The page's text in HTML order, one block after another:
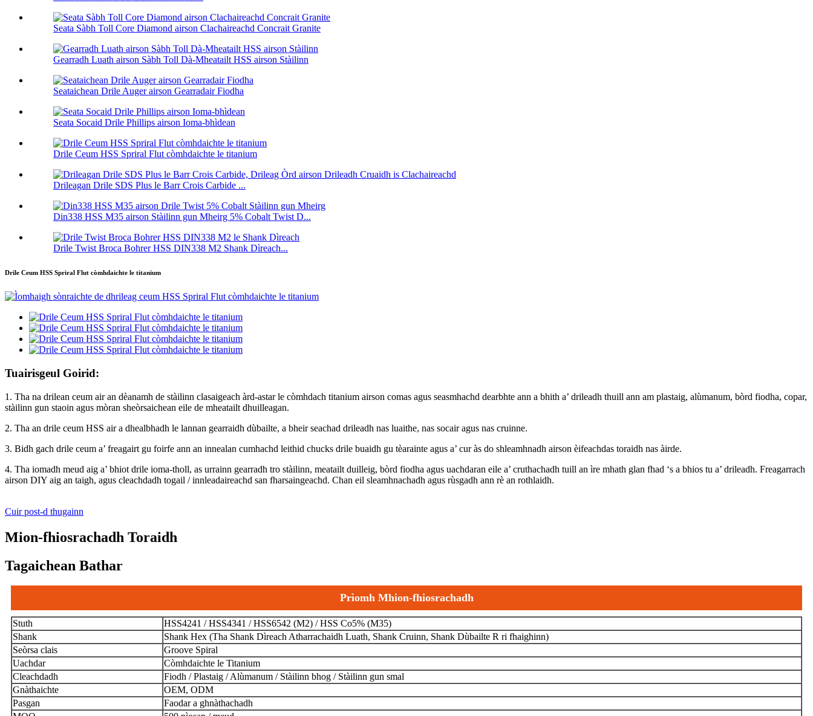
Seata Sàbh Toll Core Diamond airson Clachaireachd Concrait Granite
Gearradh Luath airson Sàbh Toll Dà-Mheatailt HSS airson Stàilinn
Seataichean Drile Auger airson Gearradair Fiodha
Seata Socaid Drile Phillips airson Ioma-bhìdean
Drile Ceum HSS Spriral Flut còmhdaichte le titanium
Drileagan Drile SDS Plus le Barr Crois Carbide ...
Din338 HSS M35 airson Stàilinn gun Mheirg 5% Cobalt Twist D...
Drile Twist Broca Bohrer HSS DIN338 M2 Shank Dìreach...
Drile Ceum HSS Spriral Flut còmhdaichte le titanium
Tuairisgeul Goirid:
1. Tha na drilean ceum air an dèanamh de stàilinn clasaigeach àrd-astar le còmhdach titanium airson comas agus seasmhachd dearbhte ann a bhith a’ drileadh thuill ann am plastaig, alùmanum, bòrd fiodha, copar,
stàilinn gun staoin agus mòran sheòrsaichean eile de mheatailt dhuilleagan.
2. Tha an drile ceum HSS air a dhealbhadh le lannan gearraidh dùbailte, a bheir seachad drileadh nas luaithe, nas socair agus nas cruinne.
3. Bidh gach drile ceum a’ freagairt gu foirfe ann an innealan cumhachd leithid chucks drile buaidh gu tèarainte agus a’ cur às do shleamhnadh airson èifeachdas toraidh nas àirde.
4. Tha iomadh meud aig a’ bhiot drile ioma-tholl, as urrainn gearradh tro stàilinn, meatailt duilleig, bòrd fiodha agus uachdaran eile a’ cruthachadh tuill an ìre mhath glan fhad ‘s a bhios tu a’ drileadh. Freagarrach
airson DIY aig an taigh, agus cleachdadh togail / innleadaireachd san fharsaingeachd. Chan eil sleamhnachadh agus rùsgadh ann rè an rothlaidh.
Cuir post-d thugainn
Mion-fhiosrachadh Toraidh
Tagaichean Bathar
Prìomh Mhion-fhiosrachadh
Stuth
HSS4241 / HSS4341 / HSS6542 (M2) / HSS Co5% (M35)
Shank
Shank Hex (Tha Shank Dìreach Atharrachaidh Luath, Shank Cruinn, Shank Dùbailte R ri fhaighinn)
Seòrsa clais
Groove Spiral
Uachdar
Còmhdaichte le Titanium
Cleachdadh
Fiodh / Plastaig / Alùmanum / Stàilinn bhog / Stàilinn gun smal
Gnàthaichte
OEM, ODM
Pasgan
Faodar a ghnàthachadh